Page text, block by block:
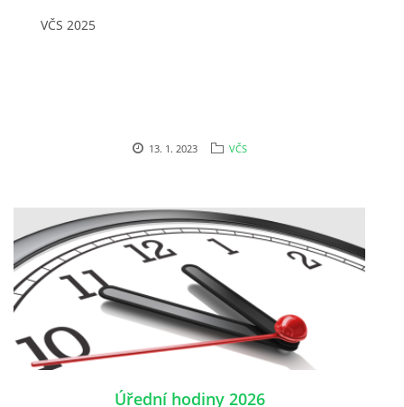
VČS 2025
13. 1. 2023 VČS
Úřední hodiny 2026